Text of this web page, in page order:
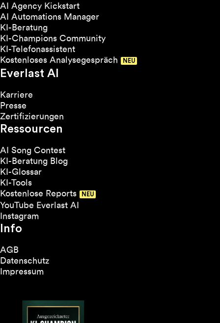
AI Agency Kickstart
AI Automations Manager
KI-Beratung
KI-Champions Community
KI-Telefonassistent
Kostenloses Analysegespräch
Everlast AI
Karriere
Presse
Zertifizierungen
Ressourcen
AI Song Contest
KI-Beratung Blog
KI-Glossar
KI-Tools
Kostenlose Reports
YouTube Everlast AI
Instagram
Info
AGB
Datenschutz
Impressum